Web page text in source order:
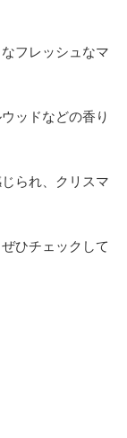
フレッシュなマ
ッドなどの香り
られ、クリスマ
ひチェックして